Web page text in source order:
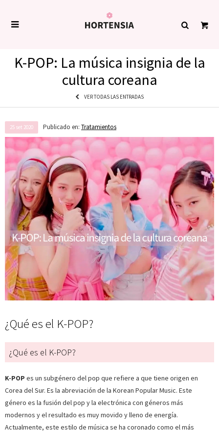

K-POP: La música insignia de la
cultura coreana
VER TODAS LAS ENTRADAS
25 set 2020 Publicado en: Tratamientos
¿Qué es el K-POP?
¿Qué es el K-POP?
K-POP es un subgénero del pop que refiere a que tiene origen en
Corea del Sur. Es la abreviación de la Korean Popular Music. Este
género es la fusión del pop y la electrónica con géneros más
modernos y el resultado es muy movido y lleno de energía.
Actualmente, este estilo de música se ha coronado como el más